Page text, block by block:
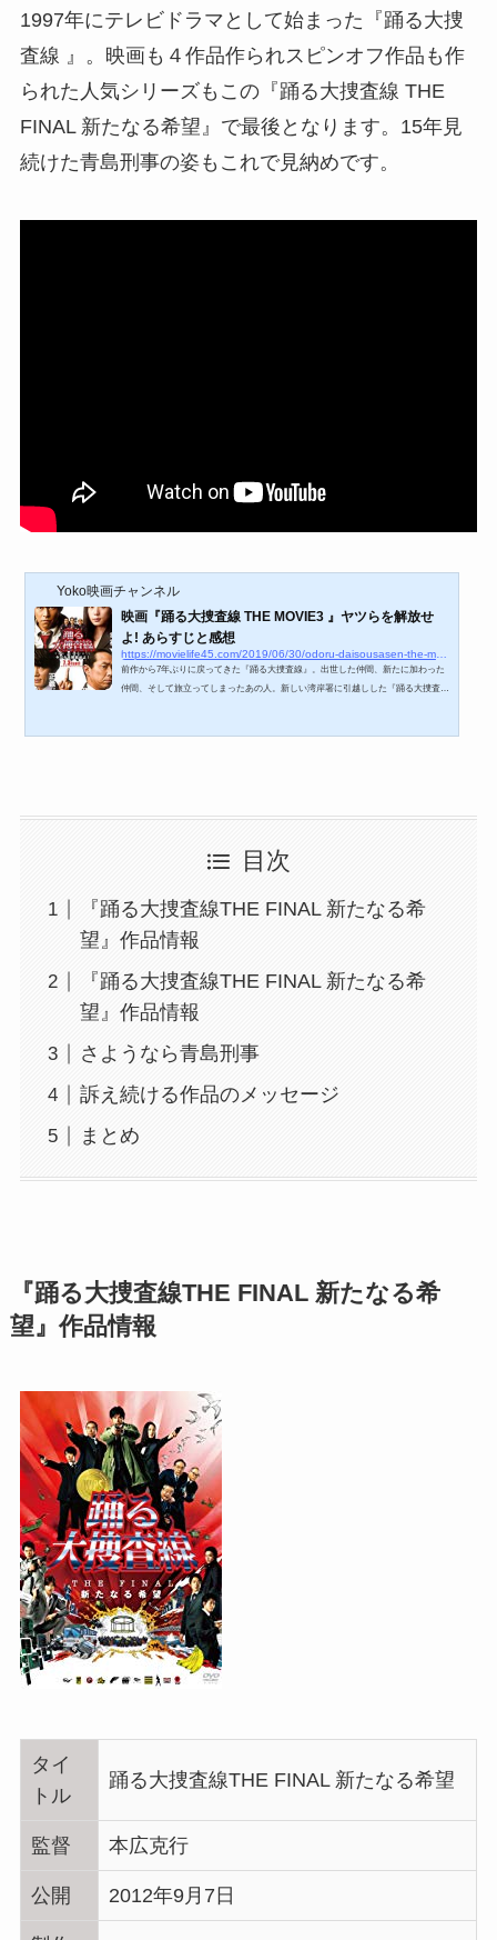
1997年にテレビドラマとして始まった『踊る大捜
査線 』。映画も４作品作られスピンオフ作品も作
られた人気シリーズもこの『踊る大捜査線 THE
FINAL 新たなる希望』で最後となります。15年見
続けた青島刑事の姿もこれで見納めです。
Yoko映画チャンネル
映画『踊る大捜査線 THE MOVIE3 』ヤツらを解放せ
よ! あらすじと感想
https://movielife45.com/2019/06/30/odoru-daisousasen-the-movie-3-yatsura-o-kaihou-seyo
前作から7年ぶりに戻ってきた『踊る大捜査線』。出世した仲間、新たに加わった
仲間、そして旅立ってしまったあの人。新しい湾岸署に引越しした『踊る大捜査
目次
『踊る大捜査線THE FINAL 新たなる希
望』作品情報
『踊る大捜査線THE FINAL 新たなる希
望』作品情報
さようなら青島刑事
訴え続ける作品のメッセージ
まとめ
『踊る大捜査線THE FINAL 新たなる希
望』作品情報
タイ
トル
踊る大捜査線THE FINAL 新たなる希望
監督 本広克行
公開 2012年9月7日